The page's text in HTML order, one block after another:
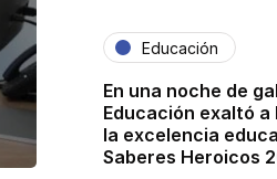
Educación
En una noche de
Educación exaltó
la excelencia
Saberes Heroicos